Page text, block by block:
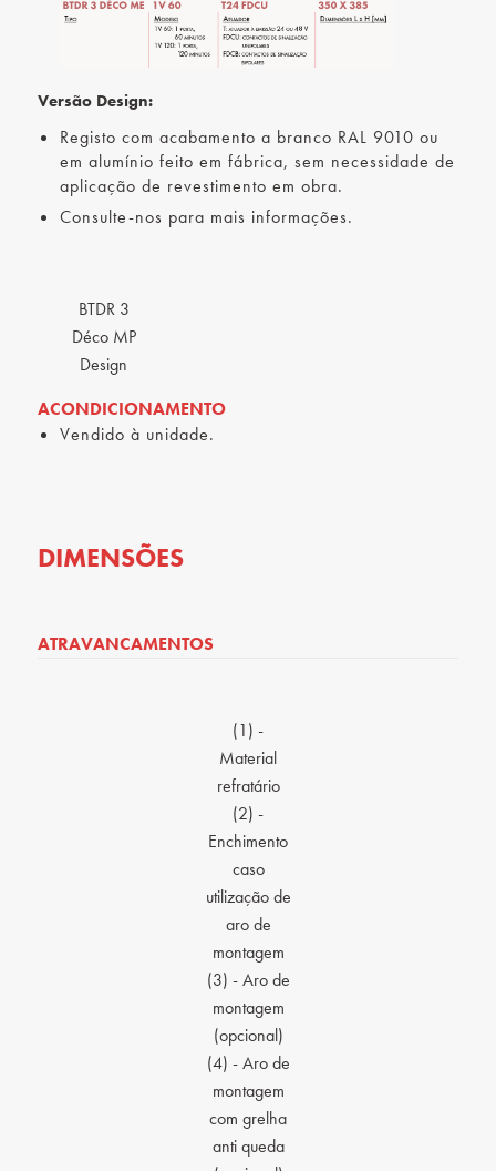
Versão Design:
Registo com acabamento a branco RAL 9010 ou
em alumínio feito em fábrica, sem necessidade de
aplicação de revestimento em obra.
Consulte-nos para mais informações.
BTDR 3
Déco MP
Design
ACONDICIONAMENTO
Vendido à unidade.
DIMENSÕES
ATRAVANCAMENTOS
(1) -
Material
refratário
(2) -
Enchimento
caso
utilização de
aro de
montagem
(3) - Aro de
montagem
(opcional)
(4) - Aro de
montagem
com grelha
anti queda